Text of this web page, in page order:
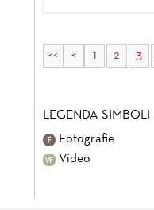
<< < 1 2 3
LEGENDA SIMBOLI
Fotografie
Video